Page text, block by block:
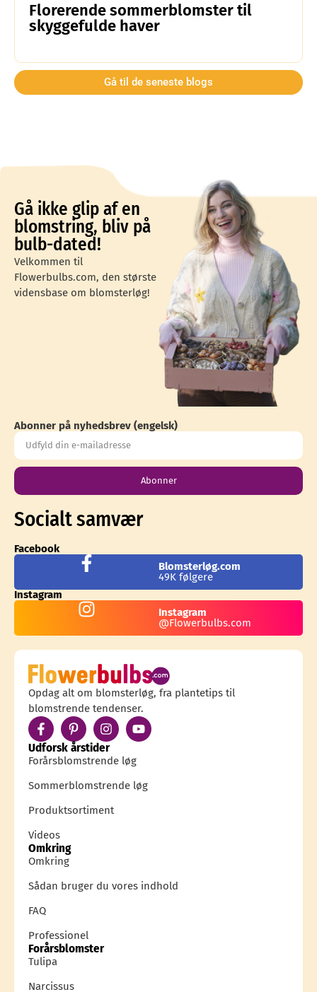
Florerende sommerblomster til
skyggefulde haver
Gå til de seneste blogs
Gå ikke glip af en
blomstring, bliv på
bulb-dated!
Velkommen til
Flowerbulbs.com, den største
vidensbase om blomsterløg!
Abonner på nyhedsbrev (engelsk)
Abonner
Socialt samvær
Facebook
Blomsterløg.com
49K følgere
Instagram
Instagram
@Flowerbulbs.com
Opdag alt om blomsterløg, fra plantetips til
blomstrende tendenser.
Udforsk årstider
Forårsblomstrende løg
Sommerblomstrende løg
Produktsortiment
Videos
Omkring
Omkring
Sådan bruger du vores indhold
FAQ
Professionel
Forårsblomster
Tulipa
Narcissus